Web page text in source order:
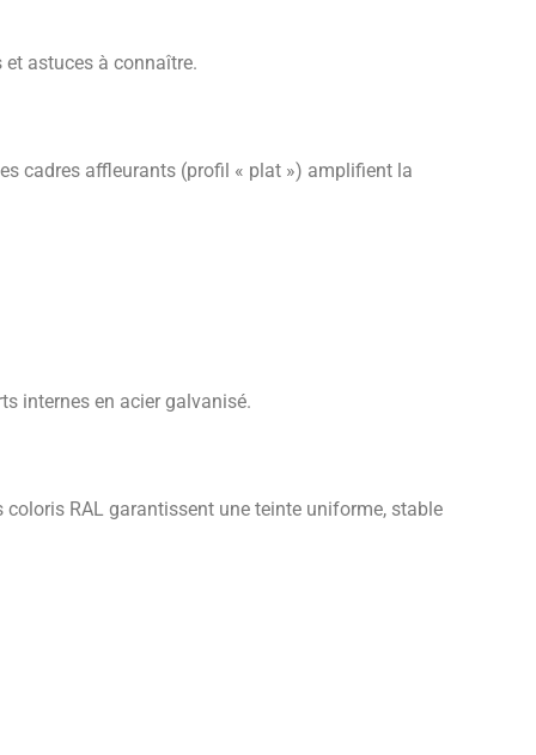
astuces à connaître.
cadres affleurants (profil « plat ») amplifient la
internes en acier galvanisé.
RAL garantissent une teinte uniforme, stable